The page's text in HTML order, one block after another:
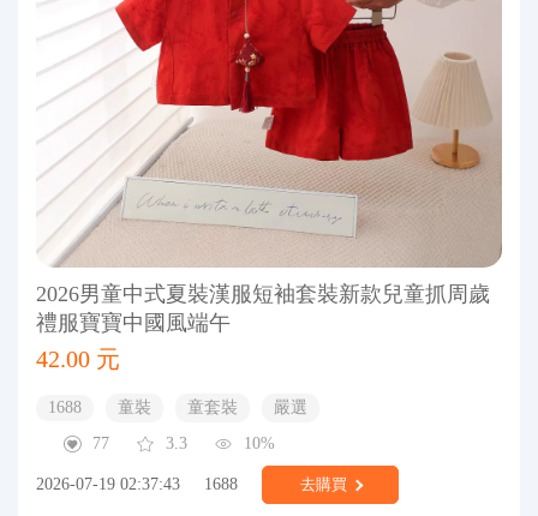
2026男童中式夏裝漢服短袖套裝新款兒童抓周歲
禮服寶寶中國風端午
42.00 元
1688 童裝 童套裝
嚴選
77
3.3 10%
2026-07-19 02:37:43 1688 去購買